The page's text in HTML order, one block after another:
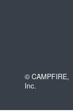
© CAMPFIRE,
Inc.